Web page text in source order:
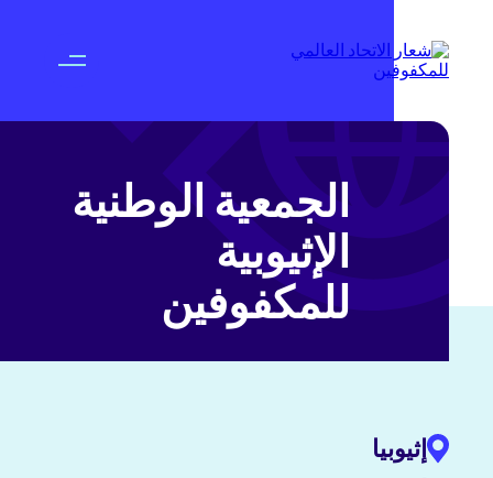
الجمعية الوطنية
الإثيوبية
للمكفوفين
إثيوبيا